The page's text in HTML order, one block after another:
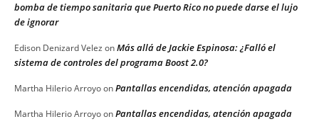
bomba de tiempo sanitaria que Puerto Rico no puede darse el lujo
de ignorar
Edison Denizard Velez onMás allá de Jackie Espinosa: ¿Falló el
sistema de controles del programa Boost 2.0?
Martha Hilerio ArroyoonPantallas encendidas, atención apagada
Martha Hilerio ArroyoonPantallas encendidas, atención apagada